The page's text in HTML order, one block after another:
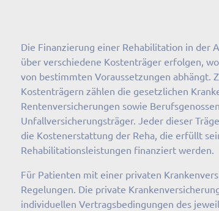
Die Finanzierung einer Rehabilitation in der
über verschiedene Kostenträger erfolgen,
von bestimmten Voraussetzungen abhängt.
Kostenträgern zählen die gesetzlichen
Rentenversicherungen sowie
Unfallversicherungsträger. Jeder dieser
die Kostenerstattung der Reha, die erfüllt
Rehabilitationsleistungen finanziert werden.
Für Patienten mit einer privaten
Regelungen. Die private
individuellen Vertragsbedingungen des